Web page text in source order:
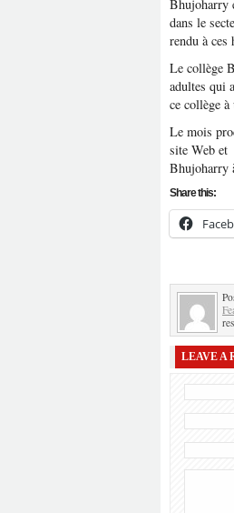
Bhujoharry
dans le
rendu à ces
Le collège
adultes qui
ce collège
Le mois
site Web et
Bhujoharry
Share this:
LEAVE A